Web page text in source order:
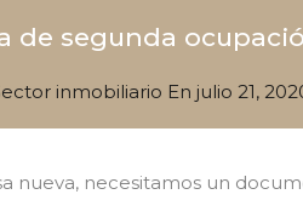
de segunda
inmobiliario En julio 21,
nueva, necesitamos un